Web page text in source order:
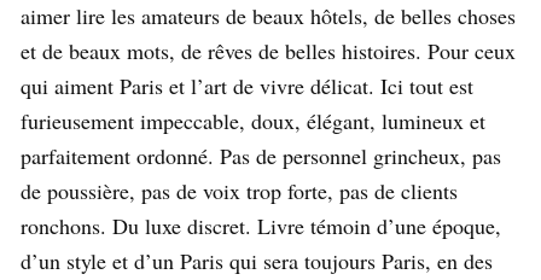
aimer lire les amateurs de beaux hôtels, de belles choses
et de beaux mots, de rêves de belles histoires. Pour ceux
qui aiment Paris et l’art de vivre délicat. Ici tout est
furieusement impeccable, doux, élégant, lumineux et
parfaitement ordonné. Pas de personnel grincheux, pas
de poussière, pas de voix trop forte, pas de clients
ronchons. Du luxe discret. Livre témoin d’une époque,
d’un style et d’un Paris qui sera toujours Paris, en des